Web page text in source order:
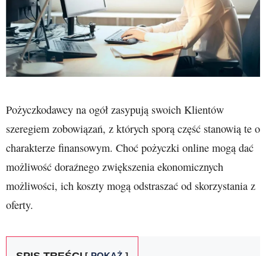
Pożyczkodawcy na ogół zasypują swoich Klientów
szeregiem zobowiązań, z których sporą część stanowią te o
charakterze finansowym. Choć pożyczki online mogą dać
możliwość doraźnego zwiększenia ekonomicznych
możliwości, ich koszty mogą odstraszać od skorzystania z
oferty.